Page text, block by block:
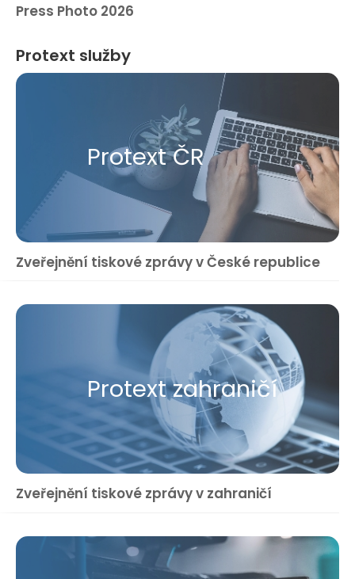
Press Photo 2026
Protext služby
Protext ČR
Zveřejnění tiskové zprávy v České republice
Protext zahraničí
Zveřejnění tiskové zprávy v zahraničí